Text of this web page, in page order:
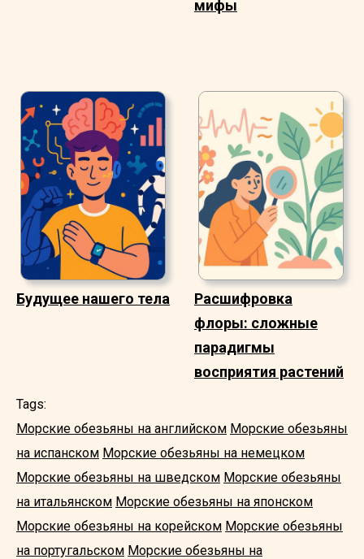
мифы
Будущее нашего тела
Расшифровка
флоры: сложные
парадигмы
восприятия растений
Tags:
Морские обезьяны на английском Морские обезьяны
на испанском Морские обезьяны на немецком
Морские обезьяны на шведском Морские обезьяны
на итальянском Морские обезьяны на японском
Морские обезьяны на корейском Морские обезьяны
на португальском Морские обезьяны на